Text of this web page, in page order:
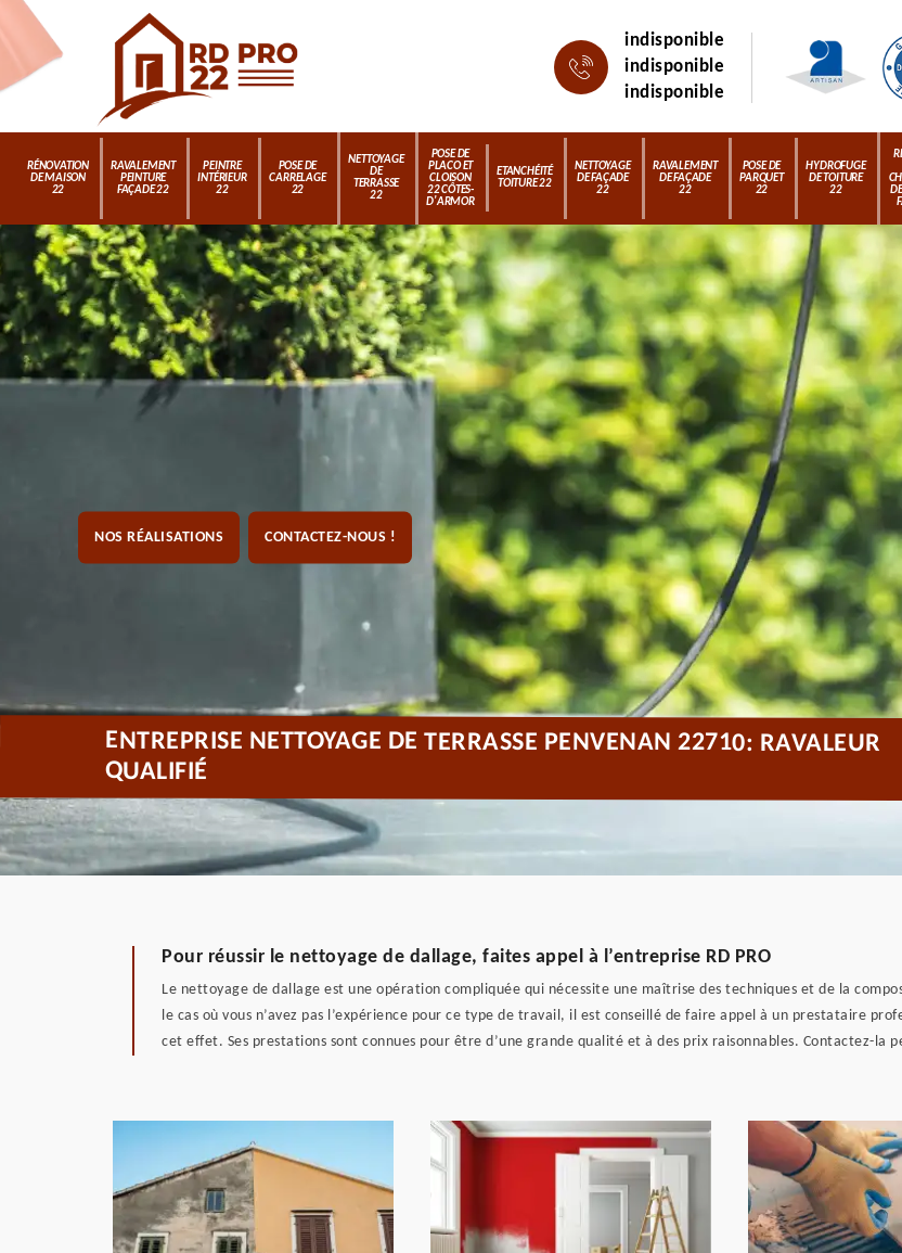
indisponible
indisponible
indisponible
RÉNOVATION
DE MAISON
22
RAVALEMENT
PEINTURE
FAÇADE 22
PEINTRE
INTÉRIEUR
22
POSE DE
CARRELAGE
22
NETTOYAGE
DE
TERRASSE
22
POSE DE
PLACO ET
CLOISON
22 CÔTES-
D'ARMOR
ETANCHÉITÉ
TOITURE 22
NETTOYAGE
DE FAÇADE
22
RAVALEMENT
DE FAÇADE
22
POSE DE
PARQUET
22
HYDROFUGE
DE TOITURE
22
NOS RÉALISATIONS CONTACTEZ-NOUS !
ENTREPRISE NETTOYAGE DE TERRASSE PENVENAN 22710: RAVALEUR
QUALIFIÉ
Pour réussir le nettoyage de dallage, faites appel à l’entreprise RD PRO
Le nettoyage de dallage est une opération compliquée qui nécessite une maîtrise des techniques et de la
le cas où vous n’avez pas l’expérience pour ce type de travail, il est conseillé de faire appel à un prestataire
cet effet. Ses prestations sont connues pour être d’une grande qualité et à des prix raisonnables. Contactez-la